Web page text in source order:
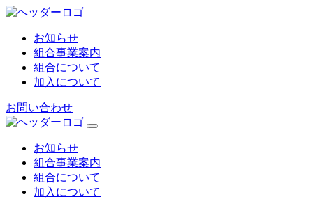
お知らせ
組合事業案内
組合について
加入について
お問い合わせ
お知らせ
組合事業案内
組合について
加入について